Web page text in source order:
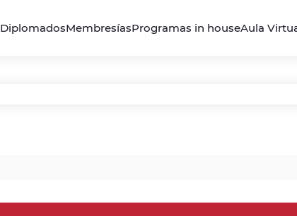
DiplomadosMembresíasProgramas in houseAula